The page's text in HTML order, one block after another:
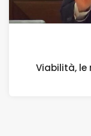
Viabilità, le